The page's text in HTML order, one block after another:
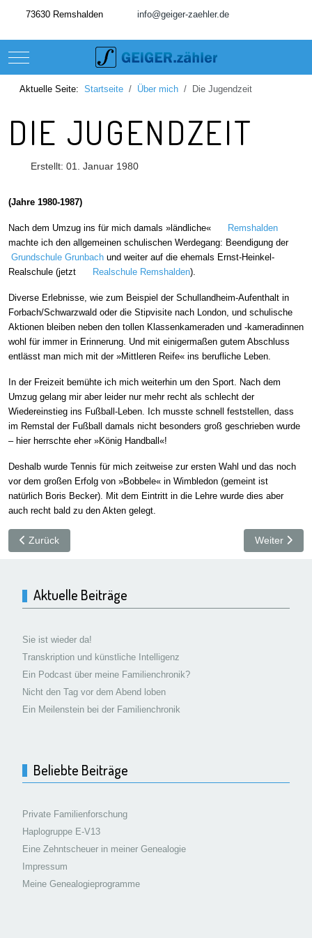
73630 Remshalden info@geiger-zaehler.de
Mobile Menu Toggle
Aktuelle Seite: Startseite Über mich Die Jugendzeit
DIE JUGENDZEIT
Erstellt: 01. Januar 1980
(Jahre 1980-1987)
Nach dem Umzug ins für mich damals »ländliche«
Remshalden
machte ich den allgemeinen schulischen Werdegang: Beendigung der
Grundschule Grunbach und weiter auf die ehemals Ernst-Heinkel-
Realschule (jetzt
Realschule Remshalden).
Diverse Erlebnisse, wie zum Beispiel der Schullandheim-Aufenthalt in
Forbach/Schwarzwald oder die Stipvisite nach London, und schulische
Aktionen bleiben neben den tollen Klassenkameraden und -kameradinnen
wohl für immer in Erinnerung. Und mit einigermaßen gutem Abschluss
entlässt man mich mit der »Mittleren Reife« ins berufliche Leben.
In der Freizeit bemühte ich mich weiterhin um den Sport. Nach dem
Umzug gelang mir aber leider nur mehr recht als schlecht der
Wiedereinstieg ins Fußball-Leben. Ich musste schnell feststellen, dass
im Remstal der Fußball damals nicht besonders groß geschrieben wurde
– hier herrschte eher »König Handball«!
Deshalb wurde Tennis für mich zeitweise zur ersten Wahl und das noch
vor dem großen Erfolg von »Bobbele« in Wimbledon (gemeint ist
natürlich Boris Becker). Mit dem Eintritt in die Lehre wurde dies aber
auch recht bald zu den Akten gelegt.
Vorheriger Beitrag: Als Kinder noch »Kinder« sein durften
Zurück Nächster
Weiter
Aktuelle Beiträge
Sie ist wieder da!
Transkription und künstliche Intelligenz
Ein Podcast über meine Familienchronik?
Nicht den Tag vor dem Abend loben
Ein Meilenstein bei der Familienchronik
Beliebte Beiträge
Private Familienforschung
Haplogruppe E-V13
Eine Zehntscheuer in meiner Genealogie
Impressum
Meine Genealogieprogramme